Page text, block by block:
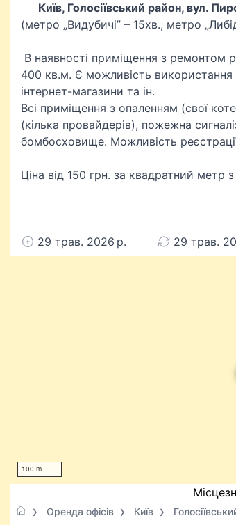
Київ, Голосіївський район, вул.
(метро „Видубичі” – 15хв., метро
В наявності приміщення з ремонтом
400 кв.м. Є можливість використання
інтернет-магазини та ін.
Всі приміщення з опаленням (свої
(кілька провайдерів), пожежна
бомбосховище. Можливість
Ціна від 150 грн. за квадратний метр
29 трав. 2026 р. 29 трав.
100 m
Оренда офісів Київ